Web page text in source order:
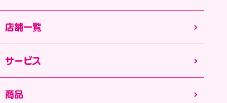
店舗一覧
サービス
商品